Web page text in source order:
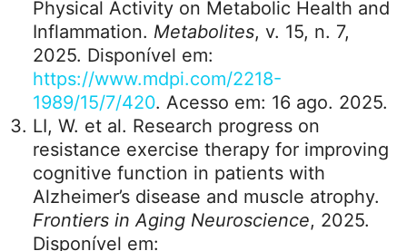
repetidas com paciência.
PUBLICIDADE